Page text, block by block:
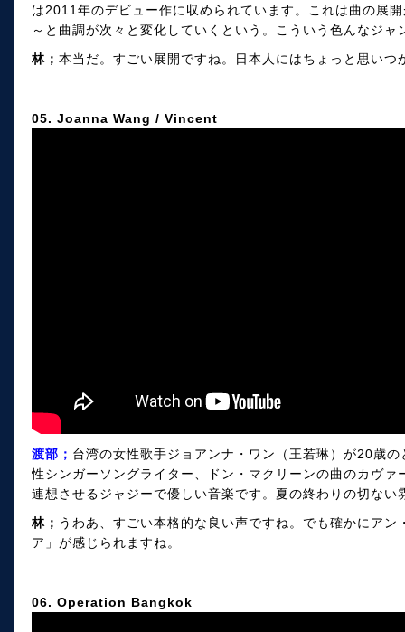
は2011年のデビュー作に収められています。これは曲の展
～と曲調が次々と変化していくという。こういう色んなジ
林； 本当だ。すごい展開ですね。日本人にはちょっと思いつ
05. Joanna Wang / Vincent
渡部； 台湾の女性歌手ジョアンナ・ワン（王若琳）が20歳
性シンガーソングライター、ドン・マクリーンの曲のカヴ
連想させるジャジーで優しい音楽です。夏の終わりの切な
林； うわあ、すごい本格的な良い声ですね。でも確かにア
ア」が感じられますね。
06. Operation Bangkok